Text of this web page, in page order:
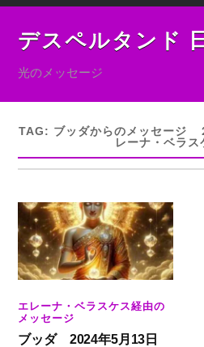
デスペルタンド
光のメッセージ
TAG: ブッダからのメッセージ
レーナ・ベラス
エレーナ・ベラスケス経由の
メッセージ
ブッダ 2024年5月13日